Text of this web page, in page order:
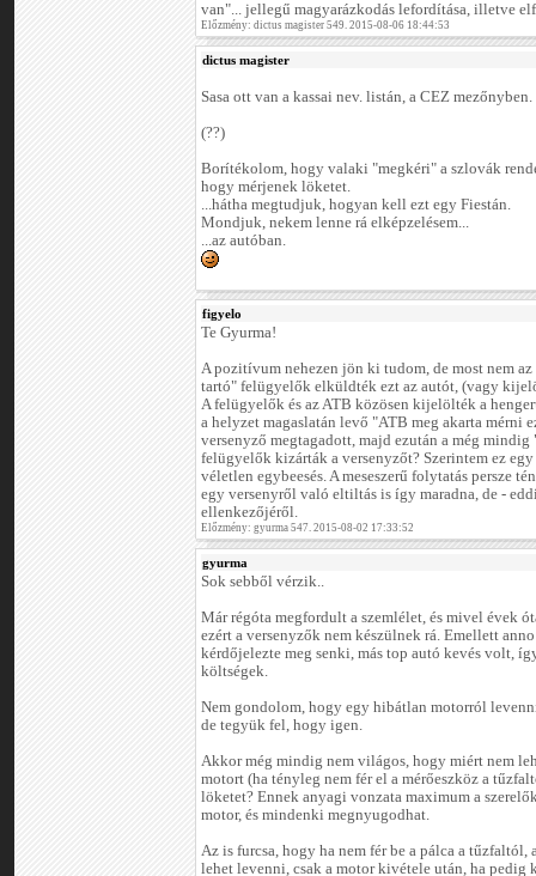
van"... jellegű magyarázkodás lefordítása, illetve
Előzmény: dictus magister 549. 2015-08-06 18:44:53
dictus magister
Sasa ott van a kassai nev. listán, a CEZ mezőnyben.
(??)
Borítékolom, hogy valaki "megkéri" a szlovák
hogy mérjenek löketet.
...hátha megtudjuk, hogyan kell ezt egy Fiestán.
Mondjuk, nekem lenne rá elképzelésem...
...az autóban.
figyelo
Te Gyurma!
A pozitívum nehezen jön ki tudom, de most nem
tartó" felügyelők elküldték ezt az autót, (vagy
A felügyelők és az ATB közösen kijelölték a
a helyzet magaslatán levő "ATB meg akarta mérni
versenyző megtagadott, majd ezután a még
felügyelők kizárták a versenyzőt? Szerintem ez
véletlen egybeesés. A meseszerű folytatás persze
egy versenyről való eltiltás is így maradna, de -
ellenkezőjéről.
Előzmény: gyurma 547. 2015-08-02 17:33:52
gyurma
Sok sebből vérzik..
Már régóta megfordult a szemlélet, és mivel évek
ezért a versenyzők nem készülnek rá. Emellett
kérdőjelezte meg senki, más top autó kevés volt,
költségek.
Nem gondolom, hogy egy hibátlan motorról
de tegyük fel, hogy igen.
Akkor még mindig nem világos, hogy miért nem
motort (ha tényleg nem fér el a mérőeszköz a
löketet? Ennek anyagi vonzata maximum a
motor, és mindenki megnyugodhat.
Az is furcsa, hogy ha nem fér be a pálca a
lehet levenni, csak a motor kivétele után, ha pedig